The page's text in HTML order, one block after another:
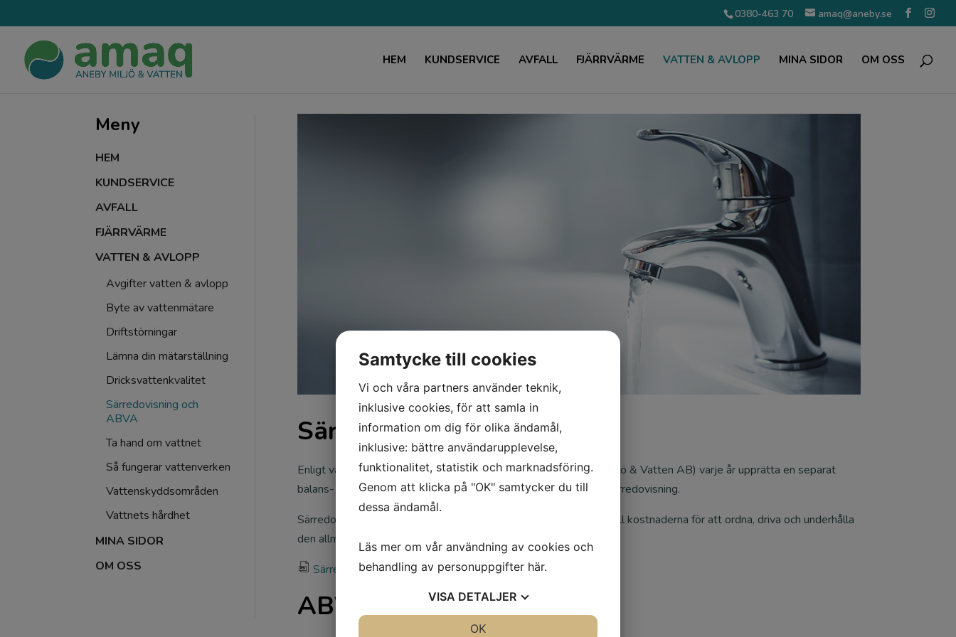
0380-463 70 amaq@aneby.se
HEM KUNDSERVICE AVFALL FJÄRRVÄRME VATTEN & AVLOPP MINA SIDOR OM OSS
Meny
HEM
KUNDSERVICE
AVFALL
FJÄRRVÄRME
VATTEN & AVLOPP
Avgifter vatten & avlopp
Byte av vattenmätare
Driftstörningar
Lämna din mätarställning
Dricksvattenkvalitet
Särredovisning och
ABVA
Ta hand om vattnet
Så fungerar vattenverken
Vattenskyddsområden
Vattnets hårdhet
MINA SIDOR
OM OSS
Särredovisning
Enligt vattentjänstlagen (50 §) ska VA-huvudmannen (Aneby Miljö & Vatten AB) varje år upprätta en separat
balans- och resultaträkning för VA-verksamheten, en så kallad särredovisning.
Särredovisningen visar hur intäkterna från VA-taxan förhåller sig till kostnaderna för att ordna, driva och underhålla
den allmänna VA-anläggningen.
p
df
Särredovisning VA-verksamhet 2024
ABVA
Samtycke till cookies
Vi och våra partners använder teknik,
inklusive cookies, för att samla in
information om dig för olika ändamål,
inklusive: bättre användarupplevelse,
funktionalitet, statistik och marknadsföring.
Genom att klicka på "OK" samtycker du till
dessa ändamål.
Läs mer om vår användning av cookies och
behandling av personuppgifter här.
VISA DETALJER
OK